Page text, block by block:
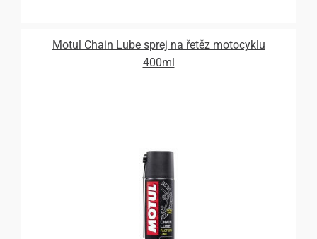
Motul Chain Lube sprej na řetěz motocyklu
400ml